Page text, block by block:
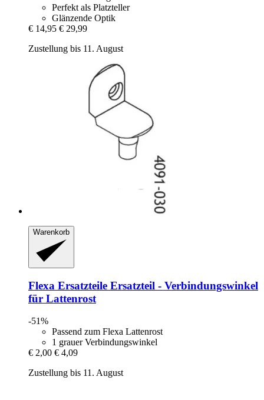
Perfekt als Platzteller
Glänzende Optik
€ 14,95 € 29,99
Zustellung bis 11. August
Warenkorb
Flexa Ersatzteile Ersatzteil -​ Verbindungswinkel
für Lattenrost
-51%
Passend zum Flexa Lattenrost
1 grauer Verbindungswinkel
€ 2,00 € 4,09
Zustellung bis 11. August